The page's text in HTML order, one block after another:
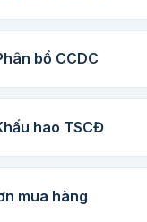
bổ CCDC
hao TSCĐ
mua hàng